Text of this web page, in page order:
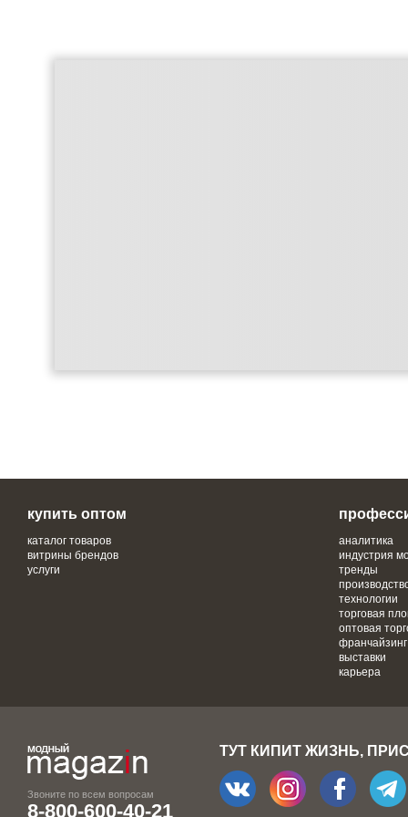
купить оптом
каталог товаров
витрины брендов
услуги
аналитика
индустрия
тренды
технологии
торговая
оптовая
франчайзинг
выставки
карьера
Звоните по всем вопросам
8-800-600-40-21
ТУТ КИПИТ ЖИЗНЬ,